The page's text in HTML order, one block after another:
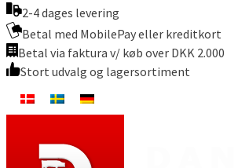
2-4 dages levering
Betal med MobilePay eller kreditkort
Betal via faktura v/ køb over DKK 2.000
Stort udvalg og lagersortiment